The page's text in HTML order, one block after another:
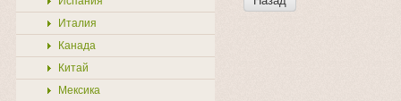
Италия
Канада
Китай
Мексика